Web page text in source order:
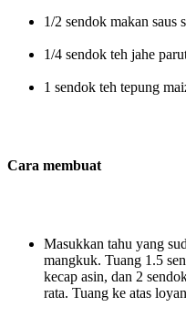
1/2 sendok makan saus
1/4 sendok teh jahe
1 sendok teh tepung
Cara membuat
Masukkan tahu yang
mangkuk. Tuang 1.5
kecap asin, dan 2
rata. Tuang ke atas